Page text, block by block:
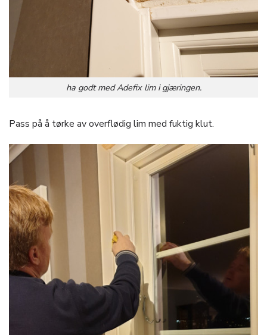
ha godt med Adefix lim i gjæringen.
Pass på å tørke av overflødig lim med fuktig klut.